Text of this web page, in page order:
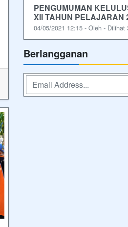
PENGUMUMAN
XII TAHUN PELAJARAN
04/05/2021 12:15 - Oleh - Dilihat
Berlangganan